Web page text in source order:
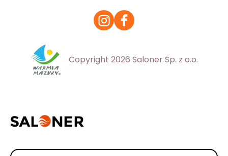
Copyright 2026 Saloner Sp. z o.o.